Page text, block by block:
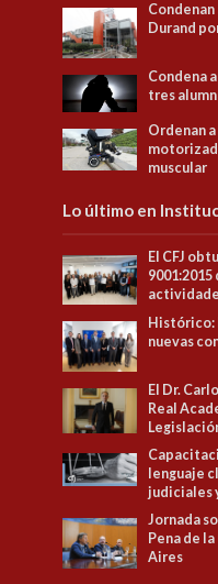
Durand
Condena
tres
Ordenan
muscular
Lo último en
El CFJ
Histórico:
nuevas
El Dr.
Real
lenguaje
judiciales
Jornada
Pena de
Aires